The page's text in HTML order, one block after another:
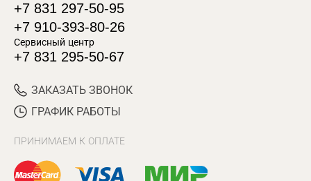
+7 831 297-50-95
+7 910-393-80-26
Сервисный центр
+7 831 295-50-67
ЗАКАЗАТЬ ЗВОНОК
ГРАФИК РАБОТЫ
ПРИНИМАЕМ К ОПЛАТЕ